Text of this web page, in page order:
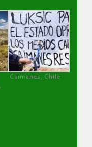
Caimanes, Chile